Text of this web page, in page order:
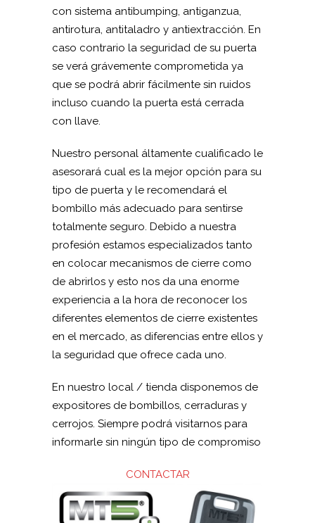
con sistema antibumping, antiganzua,
antirotura, antitaladro y antiextracción. En
caso contrario la seguridad de su puerta
se verá grávemente comprometida ya
que se podrá abrir fácilmente sin ruidos
incluso cuando la puerta está cerrada
con llave.
Nuestro personal áltamente cualificado le
asesorará cual es la mejor opción para su
tipo de puerta y le recomendará el
bombillo más adecuado para sentirse
totalmente seguro. Debido a nuestra
profesión estamos especializados tanto
en colocar mecanismos de cierre como
de abrirlos y esto nos da una enorme
experiencia a la hora de reconocer los
diferentes elementos de cierre existentes
en el mercado, as diferencias entre ellos y
la seguridad que ofrece cada uno.
En nuestro local / tienda disponemos de
expositores de bombillos, cerraduras y
cerrojos. Siempre podrá visitarnos para
informarle sin ningún tipo de compromiso
CONTACTAR